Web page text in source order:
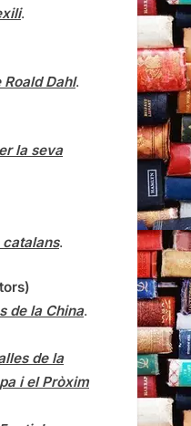
.
Dahl.
la seva
.
de la China.
de la
i el Pròxim